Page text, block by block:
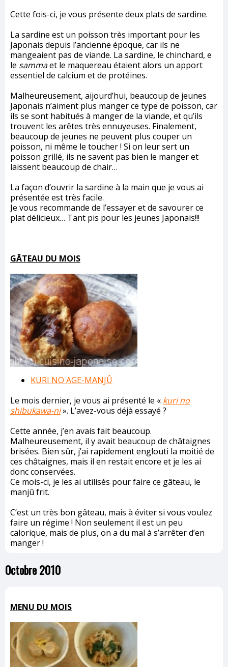
Cette fois-ci, je vous présente deux plats de sardine.
La sardine est un poisson très important pour les
Japonais depuis l’ancienne époque, car ils ne
mangeaient pas de viande. La sardine, le chinchard, e
le sammaet le maquereau étaient alors un apport
essentiel de calcium et de protéines.
Malheureusement, aijourd’hui, beaucoup de jeunes
Japonais n’aiment plus manger ce type de poisson, car
ils se sont habitués à manger de la viande, et qu’ils
trouvent les arêtes très ennuyeuses. Finalement,
beaucoup de jeunes ne peuvent plus couper un
poisson, ni même le toucher ! Si on leur sert un
poisson grillé, ils ne savent pas bien le manger et
laissent beaucoup de chair…
La façon d’ouvrir la sardine à la main que je vous ai
présentée est très facile.
Je vous recommande de l’essayer et de savourer ce
plat délicieux… Tant pis pour les jeunes Japonais!!!
GÂTEAU DU MOIS
KURI NO AGE-MANJÛ
Le mois dernier, je vous ai présenté le « kuri no
shibukawa-ni». L’avez-vous déjà essayé ?
Cette année, j’en avais fait beaucoup.
Malheureusement, il y avait beaucoup de châtaignes
brisées. Bien sûr, j’ai rapidement englouti la moitié de
ces châtaignes, mais il en restait encore et je les ai
donc conservées.
Ce mois-ci, je les ai utilisés pour faire ce gâteau, le
manjû frit.
C’est un très bon gâteau, mais à éviter si vous voulez
faire un régime ! Non seulement il est un peu
calorique, mais de plus, on a du mal à s’arrêter d’en
manger !
Octobre 2010
MENU DU MOIS